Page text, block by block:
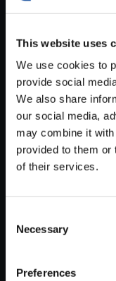
This website uses
We use cookies to
provide social
We also share
our social media,
may combine it
provided to them or
of their services.
Selection
Necessary
Preferences
※ご購入いただいたフ